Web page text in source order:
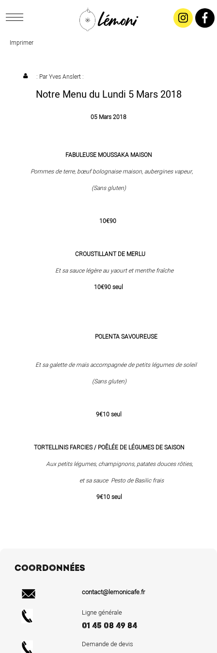
CONCEPT
RESTAURANTS & TARIFS
CONTACTEZ-NOUS !
Imprimer
: ParYves Anslert:
Notre Menu du Lundi 5 Mars 2018
05 Mars 2018
FABULEUSE MOUSSAKA MAISON
Pommes de terre, bœuf bolognaise maison, aubergines vapeur,
(Sans gluten)
10€90
CROUSTILLANT DE MERLU
Et sa sauce légère au yaourt et menthefraîche
10€90 seul
POLENTA SAVOUREUSE
Et sa galette de maïs accompagnée de petits légumes de soleil
(Sans gluten)
9€10 seul
TORTELLINIS FARCIES / POÊLÉE DE LÉGUMES DE SAISON
Aux petits légumes, champignons, patates douces rôties,
et sa sauce Pesto de Basilic frais
9€10 seul
COORDONNÉES
contact@lemonicafe.fr
Ligne générale
01 45 08 49 84
Demande de devis